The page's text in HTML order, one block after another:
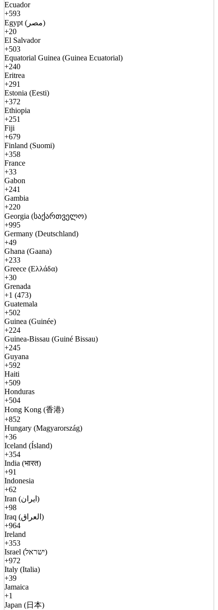
Ecuador
+593
Egypt (مصر)
+20
El Salvador
+503
Equatorial Guinea (Guinea Ecuatorial)
+240
Eritrea
+291
Estonia (Eesti)
+372
Ethiopia
+251
Fiji
+679
Finland (Suomi)
+358
France
+33
Gabon
+241
Gambia
+220
Georgia (საქართველო)
+995
Germany (Deutschland)
+49
Ghana (Gaana)
+233
Greece (Ελλάδα)
+30
Grenada
+1 (473)
Guatemala
+502
Guinea (Guinée)
+224
Guinea-Bissau (Guiné Bissau)
+245
Guyana
+592
Haiti
+509
Honduras
+504
Hong Kong (香港)
+852
Hungary (Magyarország)
+36
Iceland (Ísland)
+354
India (भारत)
+91
Indonesia
+62
Iran (ایران)
+98
Iraq (العراق)
+964
Ireland
+353
Israel (ישראל)
+972
Italy (Italia)
+39
Jamaica
+1
Japan (日本)